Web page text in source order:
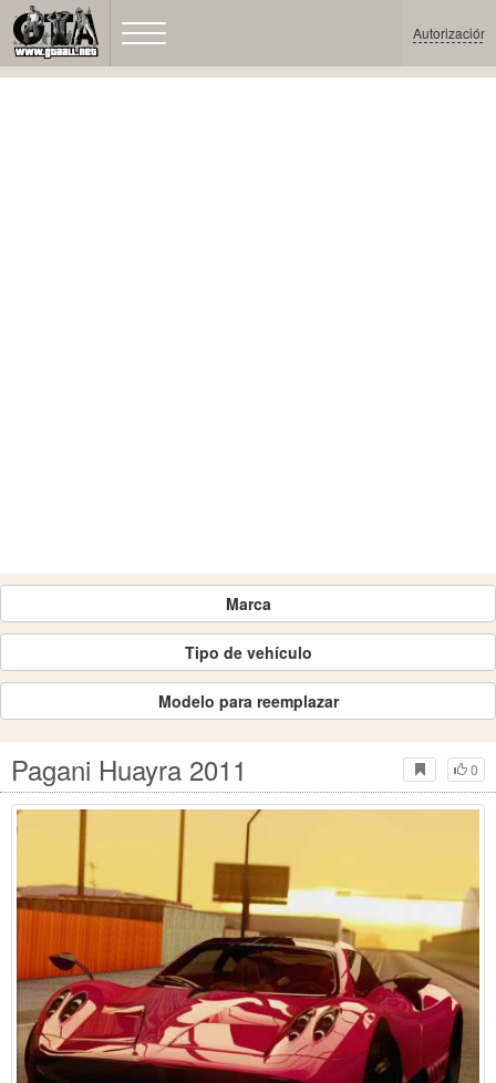
Autorización
Marca
Tipo de vehículo
Modelo para reemplazar
0
Pagani Huayra 2011